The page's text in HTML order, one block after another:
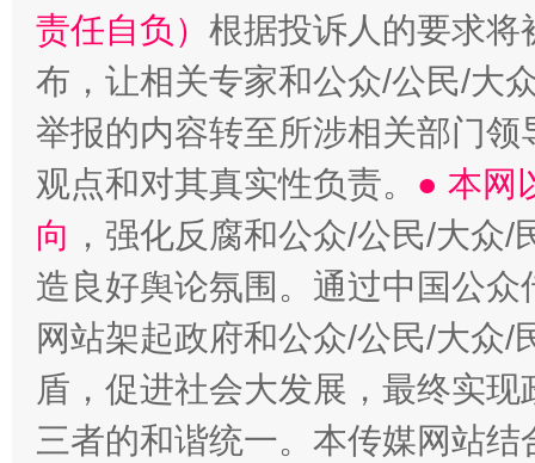
责任自负） 根据投诉人的要求将
布，让相关专家和公众/公民/大
举报的内容转至所涉相关部门
观点和对其真实性负责。 ● 本网
向 ，强化反腐和公众/公民/大众
造良好舆论氛围。通过中国公
网站架起政府和公众/公民/大众
盾，促进社会大发展，最终实
三者的和谐统一。本传媒网站